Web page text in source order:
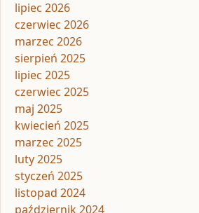
lipiec 2026
czerwiec 2026
marzec 2026
sierpień 2025
lipiec 2025
czerwiec 2025
maj 2025
kwiecień 2025
marzec 2025
luty 2025
styczeń 2025
listopad 2024
październik 2024